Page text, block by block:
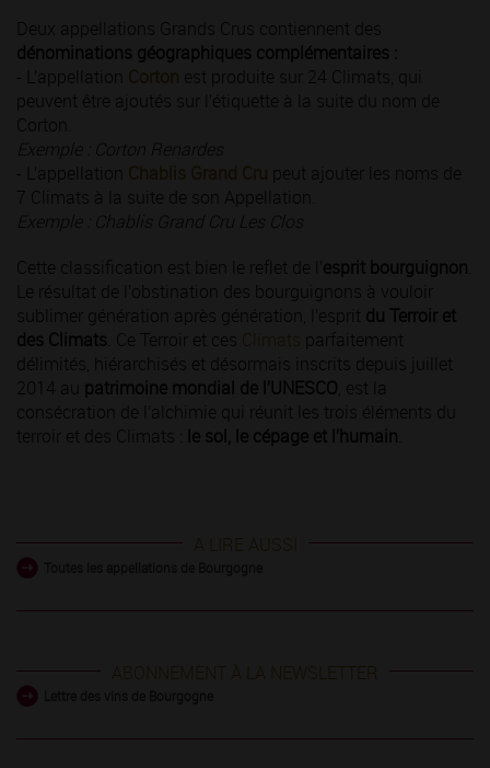
Deux appellations Grands Crus contiennent des
dénominations géographiques complémentaires :
- L’appellation Corton est produite sur 24 Climats, qui
peuvent être ajoutés sur l’étiquette à la suite du nom de
Corton.
Exemple : Corton Renardes
- L’appellation Chablis Grand Cru peut ajouter les noms de
7 Climats à la suite de son Appellation.
Exemple : Chablis Grand Cru Les Clos
Cette classification est bien le reflet de l’ esprit bourguignon
Le résultat de l’obstination des bourguignons à vouloir
sublimer génération après génération, l’esprit du Terroir et
des Climats . Ce Terroir et ces Climats parfaitement
délimités, hiérarchisés et désormais inscrits depuis juillet
2014 au patrimoine mondial de l’UNESCO , est la
consécration de l’alchimie qui réunit les trois éléments du
terroir et des Climats : le sol, le cépage et l’humain
A LIRE AUSSI
ABONNEMENT À LA NEWSLETTER